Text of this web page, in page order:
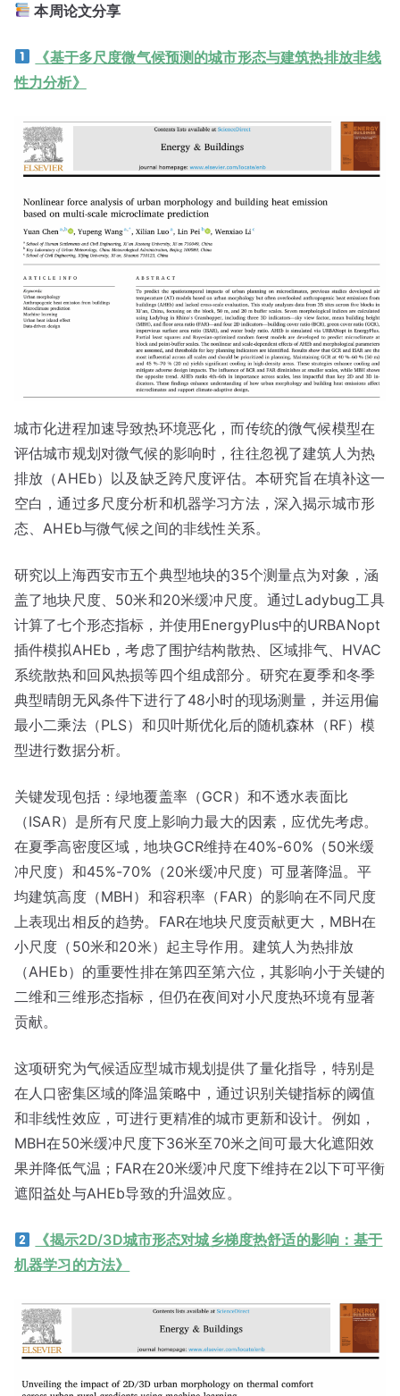
本周论文分享
《基于多尺度微气候预测的城市形态与建筑热排放非线
性力分析》
城市化进程加速导致热环境恶化，而传统的微气候模型在
评估城市规划对微气候的影响时，往往忽视了建筑人为热
排放（AHEb）以及缺乏跨尺度评估。本研究旨在填补这一
空白，通过多尺度分析和机器学习方法，深入揭示城市形
态、AHEb与微气候之间的非线性关系。
研究以上海西安市五个典型地块的35个测量点为对象，涵
盖了地块尺度、50米和20米缓冲尺度。通过Ladybug工具
计算了七个形态指标，并使用EnergyPlus中的URBANopt
插件模拟AHEb，考虑了围护结构散热、区域排气、HVAC
系统散热和回风热损等四个组成部分。研究在夏季和冬季
典型晴朗无风条件下进行了48小时的现场测量，并运用偏
最小二乘法（PLS）和贝叶斯优化后的随机森林（RF）模
型进行数据分析。
关键发现包括：绿地覆盖率（GCR）和不透水表面比
（ISAR）是所有尺度上影响力最大的因素，应优先考虑。
在夏季高密度区域，地块GCR维持在40%-60%（50米缓
冲尺度）和45%-70%（20米缓冲尺度）可显著降温。平
均建筑高度（MBH）和容积率（FAR）的影响在不同尺度
上表现出相反的趋势。FAR在地块尺度贡献更大，MBH在
小尺度（50米和20米）起主导作用。建筑人为热排放
（AHEb）的重要性排在第四至第六位，其影响小于关键的
二维和三维形态指标，但仍在夜间对小尺度热环境有显著
贡献。
这项研究为气候适应型城市规划提供了量化指导，特别是
在人口密集区域的降温策略中，通过识别关键指标的阈值
和非线性效应，可进行更精准的城市更新和设计。例如，
MBH在50米缓冲尺度下36米至70米之间可最大化遮阳效
果并降低气温；FAR在20米缓冲尺度下维持在2以下可平衡
遮阳益处与AHEb导致的升温效应。
《揭示2D/3D城市形态对城乡梯度热舒适的影响：基于
机器学习的方法》